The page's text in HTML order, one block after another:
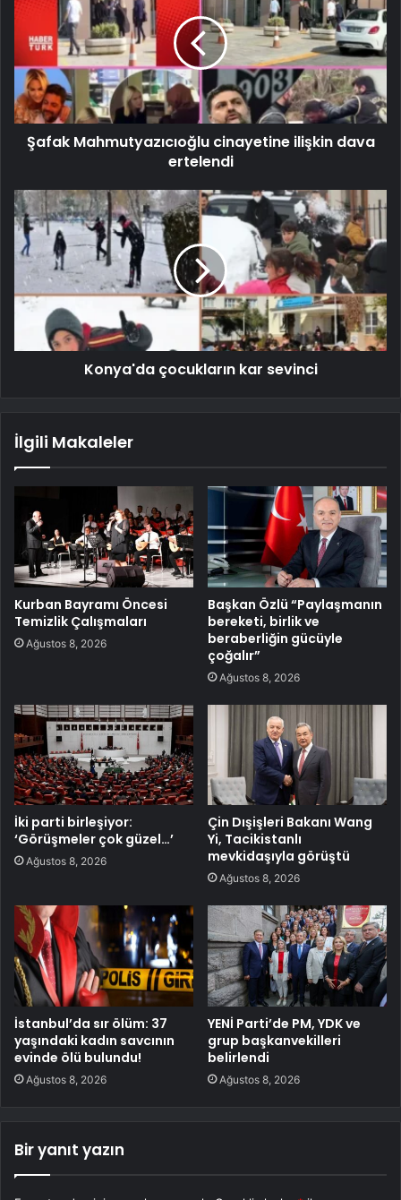
Şafak Mahmutyazıcıoğlu cinayetine ilişkin dava
ertelendi
Konya'da çocukların kar sevinci
İlgili Makaleler
Kurban Bayramı Öncesi
Temizlik Çalışmaları
Ağustos 8, 2026
Başkan Özlü “Paylaşmanın
bereketi, birlik ve
beraberliğin gücüyle
çoğalır”
Ağustos 8, 2026
İki parti birleşiyor:
‘Görüşmeler çok güzel…’
Ağustos 8, 2026
Çin Dışişleri Bakanı Wang
Yi, Tacikistanlı
mevkidaşıyla görüştü
Ağustos 8, 2026
İstanbul’da sır ölüm: 37
yaşındaki kadın savcının
evinde ölü bulundu!
Ağustos 8, 2026
YENİ Parti’de PM, YDK ve
grup başkanvekilleri
belirlendi
Ağustos 8, 2026
Bir yanıt yazın